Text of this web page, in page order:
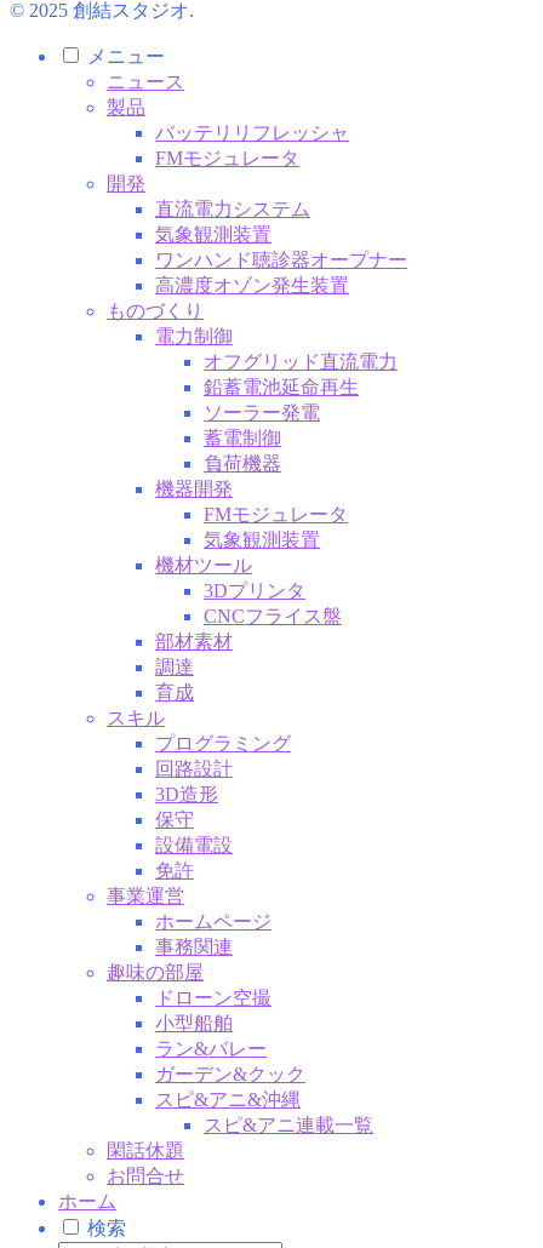
© 2025 創結スタジオ.
メニュー
ニュース
製品
バッテリリフレッシャ
FMモジュレータ
開発
直流電力システム
気象観測装置
ワンハンド聴診器オープナー
高濃度オゾン発生装置
ものづくり
電力制御
オフグリッド直流電力
鉛蓄電池延命再生
ソーラー発電
蓄電制御
負荷機器
機器開発
FMモジュレータ
気象観測装置
機材ツール
3Dプリンタ
CNCフライス盤
部材素材
調達
育成
スキル
プログラミング
回路設計
3D造形
保守
設備電設
免許
事業運営
ホームページ
事務関連
趣味の部屋
ドローン空撮
小型船舶
ラン&バレー
ガーデン&クック
スピ&アニ&沖縄
スピ&アニ連載一覧
閑話休題
お問合せ
ホーム
検索